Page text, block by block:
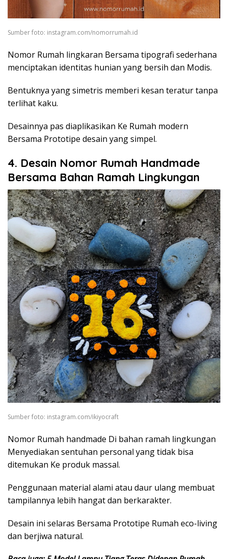
Sumber foto: instagram.com/nomorrumah.id
Nomor Rumah lingkaran Bersama tipografi sederhana
menciptakan identitas hunian yang bersih dan Modis.
Bentuknya yang simetris memberi kesan teratur tanpa
terlihat kaku.
Desainnya pas diaplikasikan Ke Rumah modern
Bersama Prototipe desain yang simpel.
4. Desain Nomor Rumah Handmade
Bersama Bahan Ramah Lingkungan
Sumber foto: instagram.com/ikiyocraft
Nomor Rumah handmade Di bahan ramah lingkungan
Menyediakan sentuhan personal yang tidak bisa
ditemukan Ke produk massal.
Penggunaan material alami atau daur ulang membuat
tampilannya lebih hangat dan berkarakter.
Desain ini selaras Bersama Prototipe Rumah eco-living
dan berjiwa natural.